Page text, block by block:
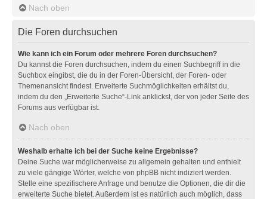
Nach oben
Die Foren durchsuchen
Wie kann ich ein Forum oder mehrere Foren durchsuchen?
Du kannst die Foren durchsuchen, indem du einen Suchbegriff in die
Suchbox eingibst, die du in der Foren-Übersicht, der Foren- oder
Themenansicht findest. Erweiterte Suchmöglichkeiten erhältst du,
indem du den „Erweiterte Suche“-Link anklickst, der von jeder Seite des
Forums aus verfügbar ist.
Nach oben
Weshalb erhalte ich bei der Suche keine Ergebnisse?
Deine Suche war möglicherweise zu allgemein gehalten und enthielt
zu viele gängige Wörter, welche von phpBB nicht indiziert werden.
Stelle eine spezifischere Anfrage und benutze die Optionen, die dir die
erweiterte Suche bietet. Außerdem ist es natürlich auch möglich, dass